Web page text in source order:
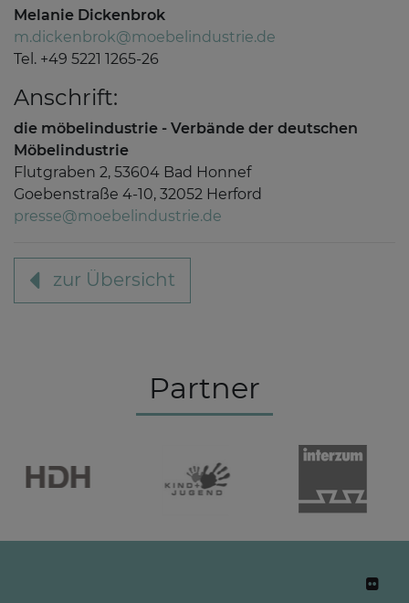
Melanie Dickenbrok
m.dickenbrok@moebelindustrie.de
Tel. +49 5221 1265-26
Anschrift:
die möbelindustrie - Verbände der deutschen
Möbelindustrie
Flutgraben 2, 53604 Bad Honnef
Goebenstraße 4-10, 32052 Herford
presse@moebelindustrie.de
zur Übersicht
Partner